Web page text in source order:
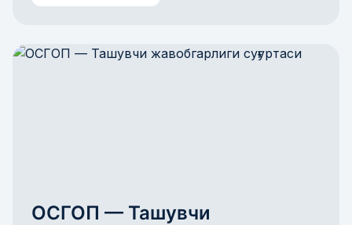
ОСГОП — Ташувчи